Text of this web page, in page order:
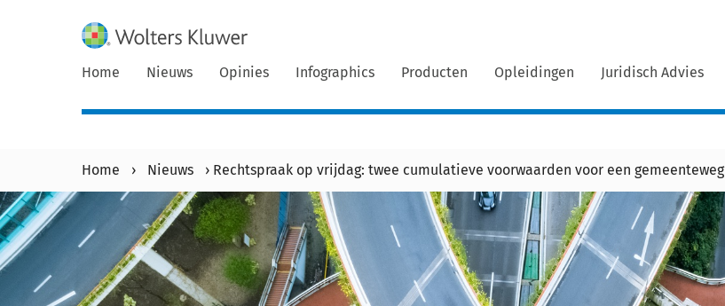
Home Nieuws Opinies Infographics Producten Opleidingen Juridisch Advies
Home › Nieuws › Rechtspraak op vrijdag: twee cumulatieve voorwaarden voor een gemeenteweg